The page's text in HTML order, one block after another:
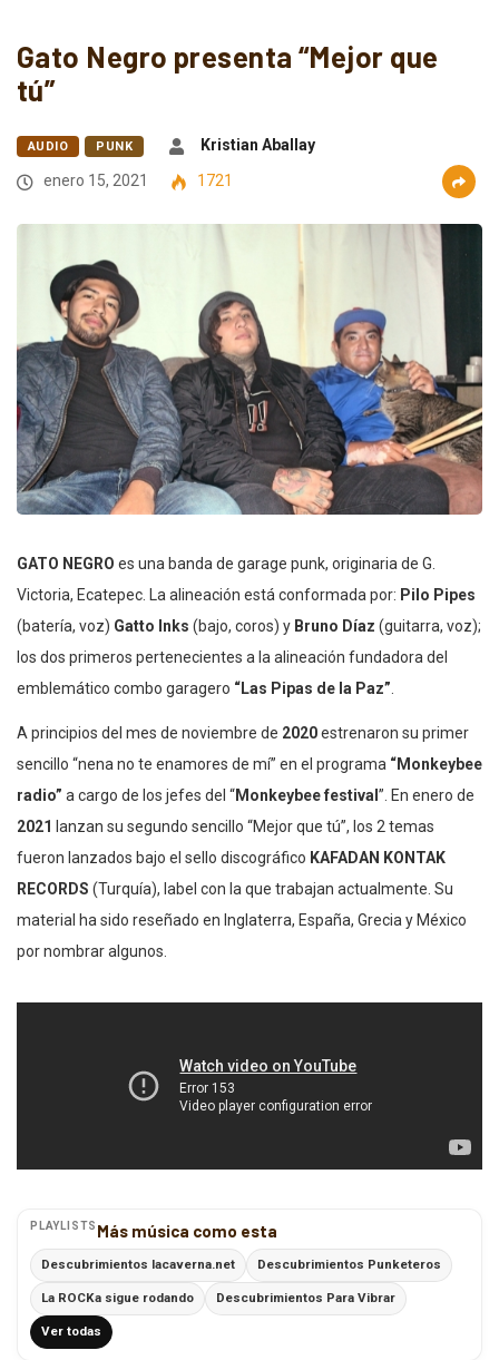
Gato Negro presenta “Mejor que
tú”
AUDIO PUNK
Kristian Aballay
enero 15, 2021
1721
GATO NEGRO es una banda de garage punk, originaria de G.
Victoria, Ecatepec. La alineación está conformada por: Pilo Pipes
(batería, voz) Gatto Inks (bajo, coros) y Bruno Díaz (guitarra, voz);
los dos primeros pertenecientes a la alineación fundadora del
emblemático combo garagero “Las Pipas de la Paz”
A principios del mes de noviembre de 2020estrenaron su primer
sencillo “nena no te enamores de mí” en el programa “Monkeybee
radio” a cargo de los jefes del “Monkeybee festival ”. En enero de
2021 lanzan su segundo sencillo “Mejor que tú”, los 2 temas
fueron lanzados bajo el sello discográfico KAFADAN KONTAK
RECORDS (Turquía), label con la que trabajan actualmente. Su
material ha sido reseñado en Inglaterra, España, Grecia y México
por nombrar algunos.
PLAYLISTS Más música como esta
Descubrimientos lacaverna.net Descubrimientos Punketeros
La ROCKa sigue rodando Descubrimientos Para Vibrar
Ver todas